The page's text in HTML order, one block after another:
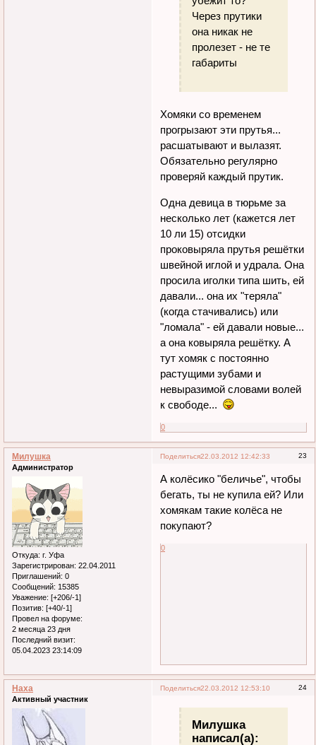
Через прутики
она никак не
пролезет - не те
габариты
Хомяки со временем
прогрызают эти прутья...
расшатывают и вылазят.
Обязательно регулярно
проверяй каждый прутик.
Одна девица в тюрьме за
несколько лет (кажется лет
10 ли 15) отсидки
проковыряла прутья решётки
швейной иглой и удрала. Она
просила иголки типа шить, ей
давали... она их "теряла"
(когда стачивались) или
"ломала" - ей давали новые...
а она ковыряла решётку. А
тут хомяк с постоянно
растущими зубами и
невыразимой словами волей
к свободе...
0
Поделиться 23
22.03.2012 12:42:33
Милушка
Администратор
Откуда: г. Уфа
Зарегистрирован: 22.04.2011
Приглашений: 0
Сообщений: 15385
Уважение: [+206/-1]
Позитив: [+40/-1]
Провел на форуме:
2 месяца 23 дня
Последний визит:
05.04.2023 23:14:09
А колёсико "беличье", чтобы
бегать, ты не купила ей? Или
хомякам такие колёса не
покупают?
0
Поделиться 24
22.03.2012 12:53:10
Наха
Активный участник
Милушка
написал(а):